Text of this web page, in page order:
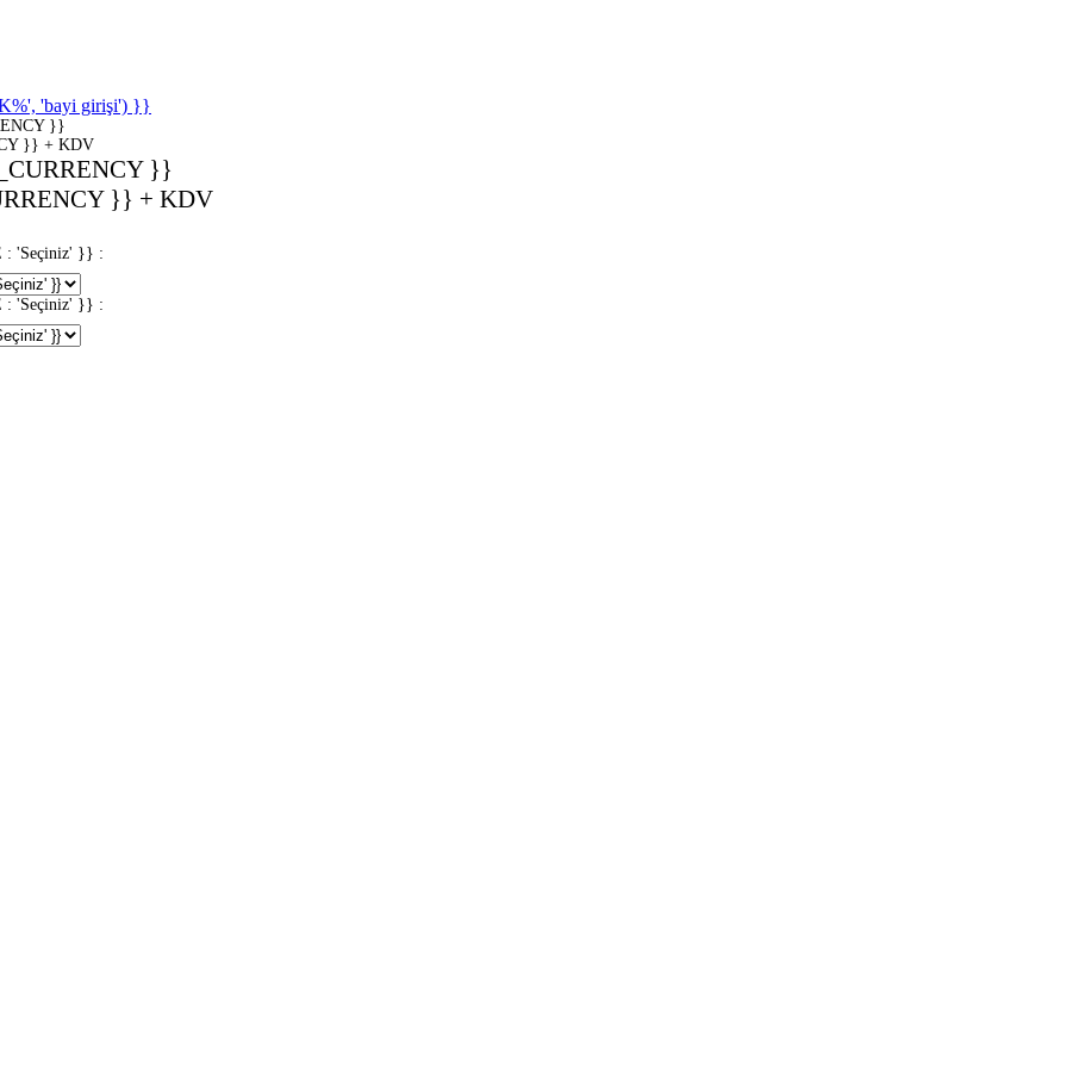
'bayi girişi') }}
}}
}} + KDV
}}
}} + KDV
: 'Seçiniz' }} :
: 'Seçiniz' }} :